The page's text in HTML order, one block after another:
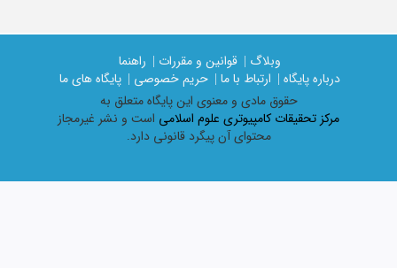
وبلاگ | قوانین و مقررات |
راهنما
درباره پایگاه |
ارتباط با ما | حریم خصوصی |
پایگاه های ما
حقوق مادی و معنوی اين پايگاه متعلق به
مرکز تحقیقات کامپیوتری علوم اسلامی است و نشر غیرمجاز
محتوای آن پیگرد قانونی دارد.